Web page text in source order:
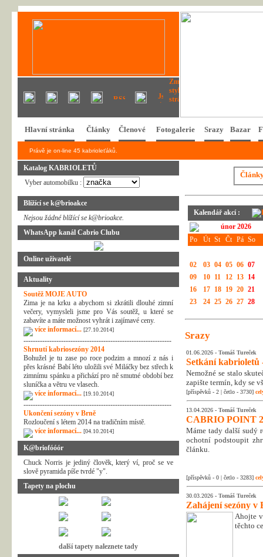
Hlavní stránka Články Členové Fotogalerie Srazy Bazar
Právě je on-line 45 kabrioleťáků.
Katalog KABRIOLETŮ
Vyber automobilku :
Blížící se k@brioakce
Nejsou žádné blížící se k@brioakce.
WhatsApp kanál Cabrio Clubu
Online uživatelé
Aktuality
Soutěž MOJE AUTO
Zima je na krku a abychom si zkrátili dlouhé zimní
večery, vymysleli jsme pro Vás soutěž, u které se
zabavíte a máte možnost vyhrát i zajímavé ceny.
více informací... [27.10.2014]
---------------------------------------------------------------
Shrnutí kabriosezóny 2014
Bohužel je tu zase po roce podzim a mnozí z nás i
přes krásné Babí léto uložili své Miláčky bez střech k
zimnímu spánku a přichází pro ně smutné období bez
sluníčka a větru ve vlasech.
více informací... [19.10.2014]
---------------------------------------------------------------
Ukončení sezóny v Brně
Rozloučení s létem 2014 na tradičním místě.
více informací... [04.10.2014]
K@briofóóór
Chuck Norris je jediný člověk, který ví, proč se ve
slově pyramida píše tvrdé "y".
Tapety na plochu
další tapety naleznete tady
Kalendář akcí :
únor 2026
Po
Út St Čt Pá So
02 03 04 05 06 07
09
10 11 12 13 14
16
17 18 19 20 21
23
24 25 26 27 28
Srazy
01.06.2026 - Tomáš Tureček
Setkání kabrioletů
Nemožné se stalo
zapište termín, kdy se
[příspěvků - 2 | četlo - 3730]
13.04.2026 - Tomáš Tureček
CABRIO POINT
Máme tady další sudý
ochotní podstoupit
článku.
[příspěvků - 0 | četlo - 3283]
30.03.2026 - Tomáš Tureček
Zahájení sezóny v
Ahojte
těchto